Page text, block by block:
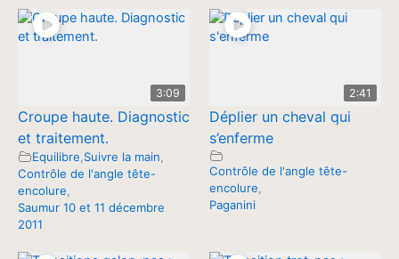
3:09
Croupe haute. Diagnostic
et traitement.
Equilibre Suivre la main
Contrôle de l'angle tête-
encolure
Saumur 10 et 11 décembre
2011
2:41
Déplier un cheval qui
s’enferme
Contrôle de l'angle tête-
encolure
Paganini